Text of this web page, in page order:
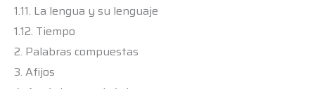
1.11. La lengua y su lenguaje
1.12. Tiempo
2. Palabras compuestas
3. Afijos